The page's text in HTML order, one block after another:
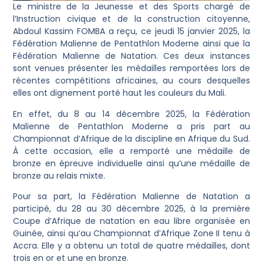
Le ministre de la Jeunesse et des Sports chargé de
l’Instruction civique et de la construction citoyenne,
Abdoul Kassim FOMBA a reçu, ce jeudi 15 janvier 2025, la
Fédération Malienne de Pentathlon Moderne ainsi que la
Fédération Malienne de Natation. Ces deux instances
sont venues présenter les médailles remportées lors de
récentes compétitions africaines, au cours desquelles
elles ont dignement porté haut les couleurs du Mali.
En effet, du 8 au 14 décembre 2025, la Fédération
Malienne de Pentathlon Moderne a pris part au
Championnat d’Afrique de la discipline en Afrique du Sud.
À cette occasion, elle a remporté une médaille de
bronze en épreuve individuelle ainsi qu’une médaille de
bronze au relais mixte.
Pour sa part, la Fédération Malienne de Natation a
participé, du 28 au 30 décembre 2025, à la première
Coupe d’Afrique de natation en eau libre organisée en
Guinée, ainsi qu’au Championnat d’Afrique Zone II tenu à
Accra. Elle y a obtenu un total de quatre médailles, dont
trois en or et une en bronze.